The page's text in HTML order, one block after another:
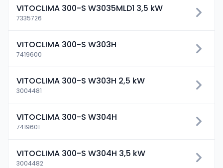
VITOCLIMA 300-S W3035MLD1 3,5 kW
7335726
VITOCLIMA 300-S W303H
7419600
VITOCLIMA 300-S W303H 2,5 kW
3004481
VITOCLIMA 300-S W304H
7419601
VITOCLIMA 300-S W304H 3,5 kW
3004482